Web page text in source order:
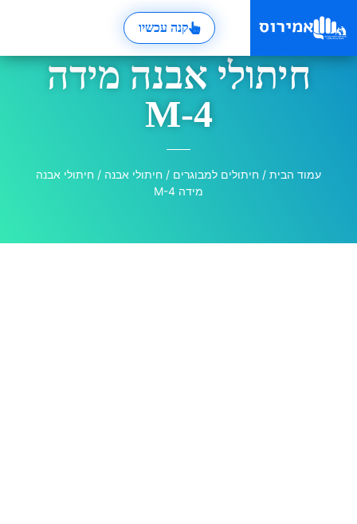
קנה עכשיו
חיתולי אבנה מידה
M-4
עמוד הבית / חיתולים למבוגרים / חיתולי אבנה / חיתולי אבנה
מידה M-4